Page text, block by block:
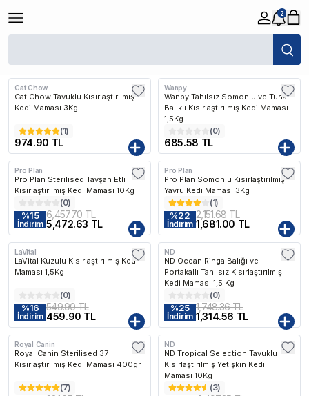
2
/
Cat Chow
Cat Chow Tavuklu Kısırlaştırılmış
Kedi Maması 3Kg
(1)
974.90 TL
Wanpy
Wanpy Tahılsız Somonlu ve Tuna
Balıklı Kısırlaştırılmış Kedi Maması
1,5Kg
(0)
685.58 TL
Pro Plan
Pro Plan Sterilised Tavşan Etli
Kısırlaştırılmış Kedi Maması 10Kg
(0)
%15
İndirim
6,457.70 TL
5,472.63 TL
Pro Plan
Pro Plan Somonlu Kısırlaştırılmış
Yavru Kedi Maması 3Kg
(1)
%22
İndirim
2,151.68 TL
1,681.00 TL
LaVital
LaVital Kuzulu Kısırlaştırılmış Kedi
Maması 1,5Kg
(0)
%16
İndirim
549.90 TL
459.90 TL
Kargo Bedava
ND
ND Ocean Ringa Balığı ve
Portakallı Tahılsız Kısırlaştırılmış
Kedi Maması 1,5 Kg
(0)
%25
İndirim
1,748.36 TL
1,314.56 TL
Royal Canin
Royal Canin Sterilised 37
Kısırlaştırılmış Kedi Maması 400gr
(7)
Kargo Bedava
ND
ND Tropical Selection Tavuklu
Kısırlaştırılmış Yetişkin Kedi
Maması 10Kg
(3)